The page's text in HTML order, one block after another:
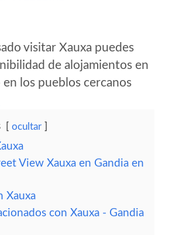
visitar Xauxa puedes
de alojamientos en
los pueblos cercanos
ocultar
View Xauxa en Gandia en
Xauxa
con Xauxa - Gandia